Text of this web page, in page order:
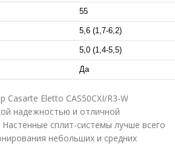
55
5,6 (1,7-6,2)
5,0 (1,4-5,5)
Да
Casarte Eletto CAS50CXI/R3-W
надежностью и отличной
сплит-системы лучше всего
небольших и средних